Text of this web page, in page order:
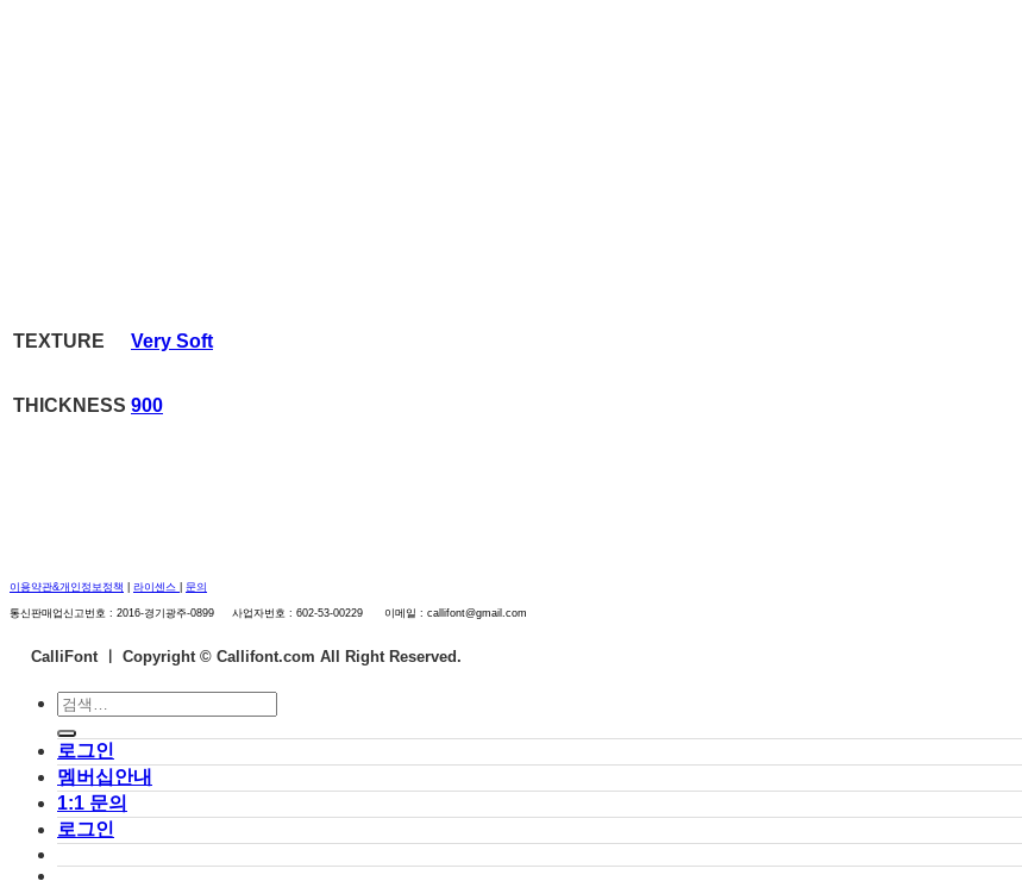
TEXTURE Very Soft
THICKNESS 900
이용약관&개인정보정책 라이센스 문의
통신판매업신고번호 : 2016-경기광주-0899 사업자번호 : 602-53-00229 이메일 : callifont@gmail.com
CalliFont ㅣ Copyright © Callifont.com All Right Reserved.
검
색:
로그인
멤버십안내
1:1 문의
로그인